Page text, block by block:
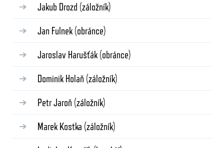
Jakub Drozd (záložník)
Jan Fulnek (obránce)
Jaroslav Harušťák (obránce)
Dominik Holaň (záložník)
Petr Jaroň (záložník)
Marek Kostka (záložník)